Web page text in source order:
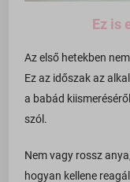
Ez is
Az első hetekben
Ez az időszak az
a babád
szól.
Nem vagy rossz
hogyan kellene